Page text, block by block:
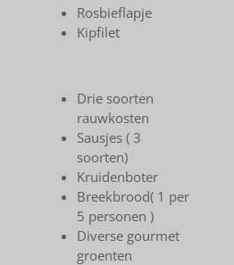
Rosbieflapje
Kipfilet
Drie soorten
rauwkosten
Sausjes ( 3
soorten)
Kruidenboter
Breekbrood( 1 per
5 personen )
Diverse gourmet
groenten